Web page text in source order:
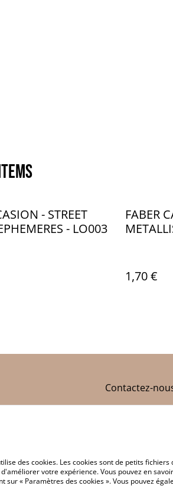
- STREET
- LO003
FABER
1,70 €
Contactez-
des cookies. Les cookies sont de petits
votre expérience. Vous pouvez en
sur « Paramètres des cookies ». Vous pouvez